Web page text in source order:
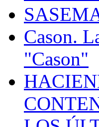
Cason.
"Cason"